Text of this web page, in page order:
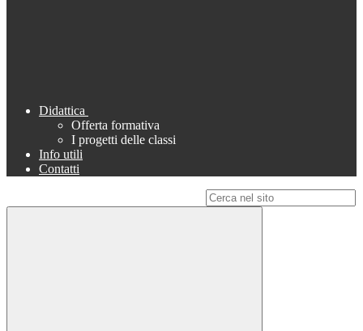
Didattica
Offerta formativa
I progetti delle classi
Info utili
Contatti